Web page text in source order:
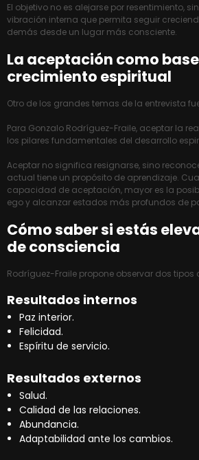
El objetivo no es alejarse por resentimiento,
vibración interna que permita seguir
demás desde un lugar más consciente.
La aceptación como
crecimiento espiritual
Otro de los grandes temas de la entrevista
Para Gonzalo Rodríguez-Fraile, aceptar la
los pilares fundamentales del desarrollo
Aceptar no significa resignarse, sino
actual tiene un propósito de aprendizaje.
capacidad de aceptación, mayor es la
ego y alcanzar estados más profundos de
Cómo saber si estás
de consciencia
Rodríguez-Fraile propone observar dos tipos
Resultados internos
Paz interior.
Felicidad.
Espíritu de servicio.
Resultados externos
Salud.
Calidad de las relaciones.
Abundancia.
Adaptabilidad ante los cambios.